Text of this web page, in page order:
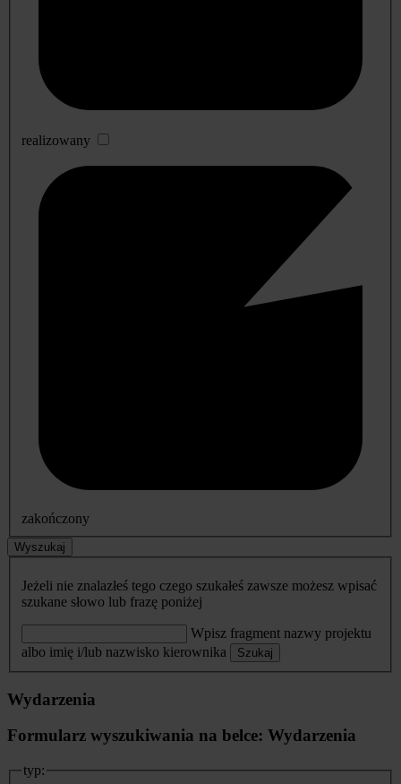
realizowany
zakończony
Wyszukaj
Jeżeli nie znalazłeś tego czego szukałeś zawsze możesz wpisać
szukane słowo lub frazę poniżej
Wpisz fragment nazwy projektu
albo imię i/lub nazwisko kierownika
Szukaj
Wydarzenia
Formularz wyszukiwania na belce: Wydarzenia
typ: